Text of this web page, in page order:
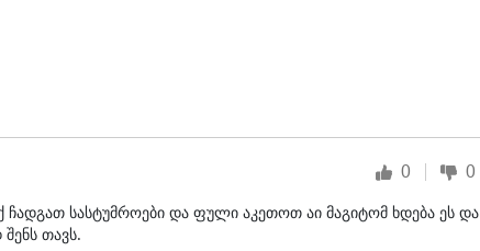
0 0
ჩადგათ სასტუმროები და ფული აკეთოთ აი მაგიტომ ხდება ეს და
თავს.